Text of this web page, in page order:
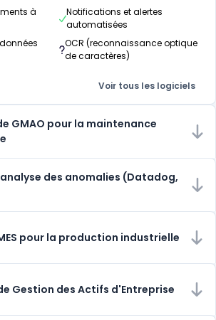
à
Notifications et alertes
automatisées
OCR (reconnaissance optique
de caractères)
Voir tous les logiciels
GMAO pour la maintenance
des anomalies (Datadog,
pour la production industrielle
Gestion des Actifs d'Entreprise